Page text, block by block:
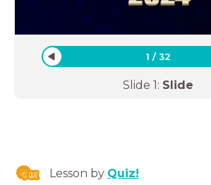
1 /32
Slide 1: Slide
Lesson by Quiz!